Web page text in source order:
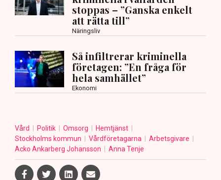
stoppas – ”Ganska enkelt
att rätta till”
Näringsliv
Så infiltrerar kriminella
företagen: ”En fråga för
hela samhället”
Ekonomi
Vård Politik Omsorg
Hemtjänst
Stockholms kommun
Vårdföretagarna
Arbetsgivare
Acko Ankarberg Johansson
Anna Tenje